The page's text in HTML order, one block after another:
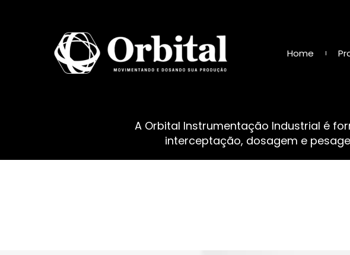
Home
A Orbital Instrumentação Industrial é
interceptação, dosagem e